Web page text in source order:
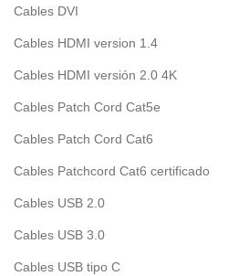
Cables DVI
Cables HDMI version 1.4
Cables HDMI versión 2.0 4K
Cables Patch Cord Cat5e
Cables Patch Cord Cat6
Cables Patchcord Cat6 certificado
Cables USB 2.0
Cables USB 3.0
Cables USB tipo C